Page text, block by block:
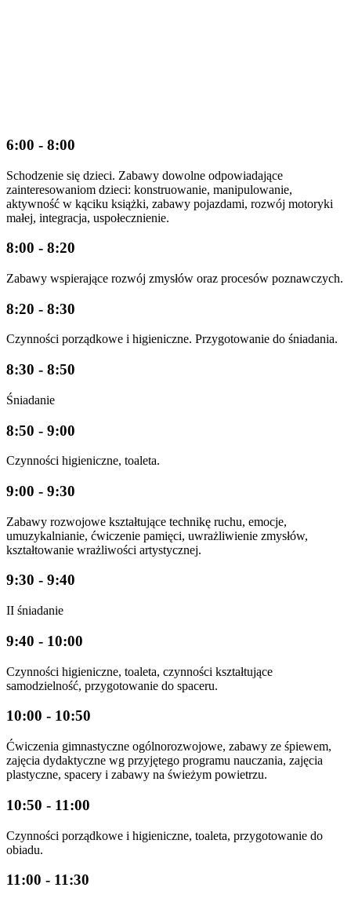
6:00 - 8:00
Schodzenie się dzieci. Zabawy dowolne odpowiadające
zainteresowaniom dzieci: konstruowanie, manipulowanie,
aktywność w kąciku książki, zabawy pojazdami, rozwój motoryki
małej, integracja, uspołecznienie.
8:00 - 8:20
Zabawy wspierające rozwój zmysłów oraz procesów poznawczych.
8:20 - 8:30
Czynności porządkowe i higieniczne. Przygotowanie do śniadania.
8:30 - 8:50
Śniadanie
8:50 - 9:00
Czynności higieniczne, toaleta.
9:00 - 9:30
Zabawy rozwojowe kształtujące technikę ruchu, emocje,
umuzykalnianie, ćwiczenie pamięci, uwrażliwienie zmysłów,
kształtowanie wrażliwości artystycznej.
9:30 - 9:40
II śniadanie
9:40 - 10:00
Czynności higieniczne, toaleta, czynności kształtujące
samodzielność, przygotowanie do spaceru.
10:00 - 10:50
Ćwiczenia gimnastyczne ogólnorozwojowe, zabawy ze śpiewem,
zajęcia dydaktyczne wg przyjętego programu nauczania, zajęcia
plastyczne, spacery i zabawy na świeżym powietrzu.
10:50 - 11:00
Czynności porządkowe i higieniczne, toaleta, przygotowanie do
obiadu.
11:00 - 11:30